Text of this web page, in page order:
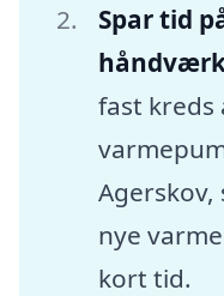
Spar tid
fast kreds
nye
kort tid.